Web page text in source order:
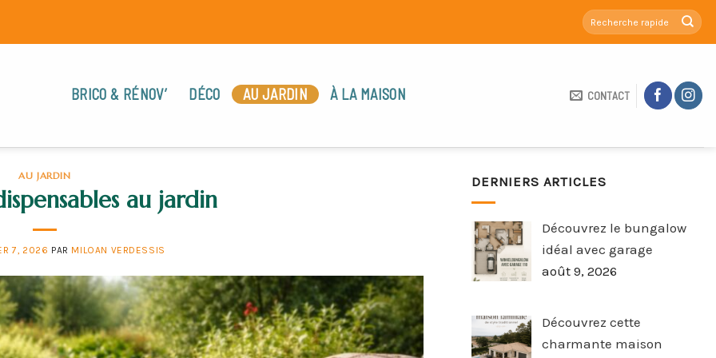
BRICO & RÉNOV’ DÉCO AU JARDIN À LA MAISON CONTACT
AU JARDIN
au jardin
7, 2026 PAR MILOAN VERDESSIS
DERNIERS ARTICLES
Découvrez le bungalow
idéal avec garage
août 9, 2026
Découvrez cette
charmante maison